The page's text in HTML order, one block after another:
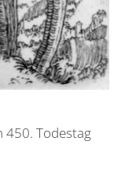
450. Todestag